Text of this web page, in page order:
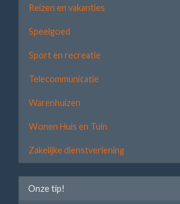
Reizen en vakanties
Speelgoed
Sport en recreatie
Telecommunicatie
Warenhuizen
Wonen Huis en Tuin
Zakelijke dienstverlening
Onze tip!